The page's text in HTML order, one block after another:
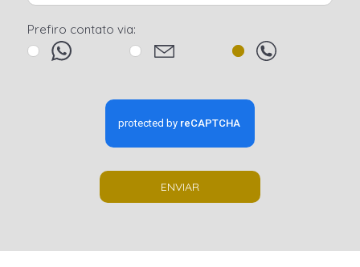
Prefiro contato via:
ENVIAR